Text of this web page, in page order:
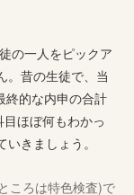
の一人をピックア
。昔の生徒で、当
終的な内申の合計
ほぼ何もわかっ
きましょう。
ころは特色検査)で